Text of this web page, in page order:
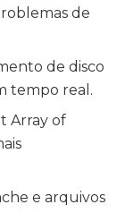
de
de disco
tempo real.
Array of
e arquivos